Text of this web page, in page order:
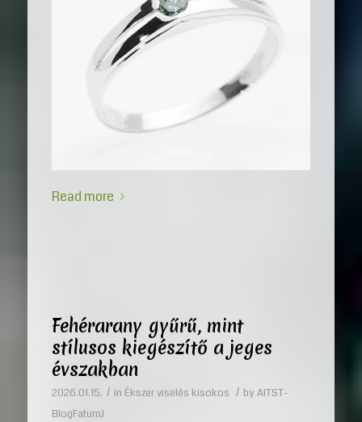
Read more
Fehérarany gyűrű, mint
stílusos kiegészítő a jeges
évszakban
2026.01.15. / in Ékszer viselés kisokos / by AITST-
BlogFatumJ